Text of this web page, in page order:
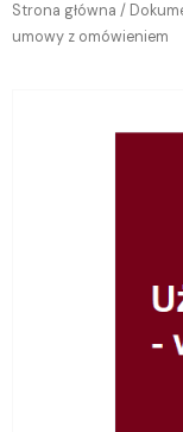
Strona główna /
umowy z omówieniem